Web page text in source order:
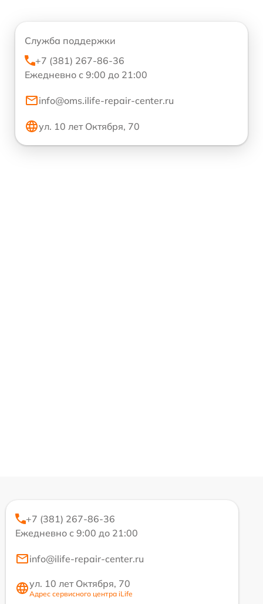
Служба поддержки
+7 (381) 267-86-36
Ежедневно с 9:00 до 21:00
info@oms.ilife-repair-center.ru
ул. 10 лет Октября, 70
+7 (381) 267-86-36
Ежедневно с 9:00 до 21:00
info@ilife-repair-center.ru
ул. 10 лет Октября, 70
Адрес сервисного центра iLife